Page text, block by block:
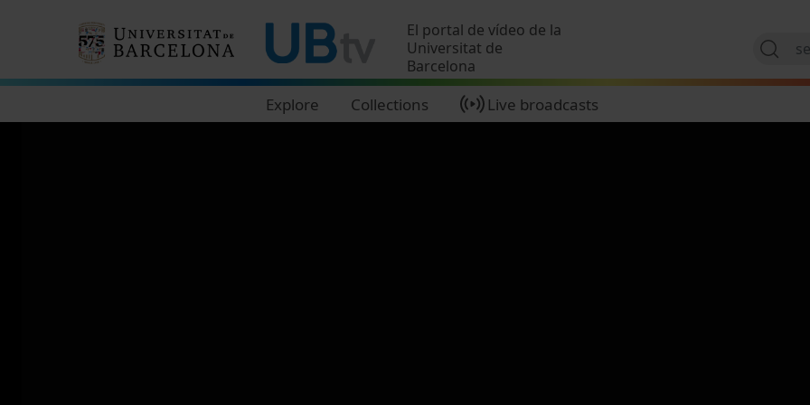
El portal de vídeo de la
Universitat de
Barcelona
Explore Collections Live broadcasts